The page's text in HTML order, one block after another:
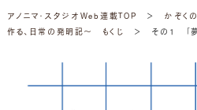
アノニマ・スタジオWeb連載TOP ＞ かぞく
作る、日常の発明記～ もくじ
＞ その１ 「夢